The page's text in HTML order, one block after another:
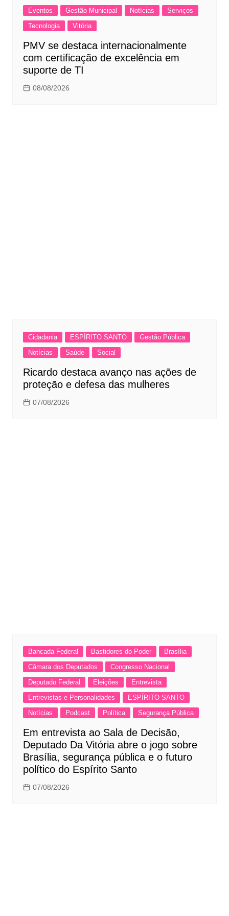
Eventos Gestão Municipal Notícias
Serviços
Tecnologia
Vitória
PMV se destaca internacionalmente
com certificação de excelência em
suporte de TI
08/08/2026
Cidadania ESPÍRITO SANTO
Gestão Pública
Notícias
Saúde Social
Ricardo destaca avanço nas ações de
proteção e defesa das mulheres
07/08/2026
Bancada Federal Bastidores do Poder
Brasília
Câmara dos Deputados
Congresso Nacional
Deputado Federal
Eleições
Entrevista
Entrevistas e Personalidades
ESPÍRITO SANTO
Notícias
Podcast Política Segurança Pública
Em entrevista ao Sala de Decisão,
Deputado Da Vitória abre o jogo sobre
Brasília, segurança pública e o futuro
político do Espírito Santo
07/08/2026